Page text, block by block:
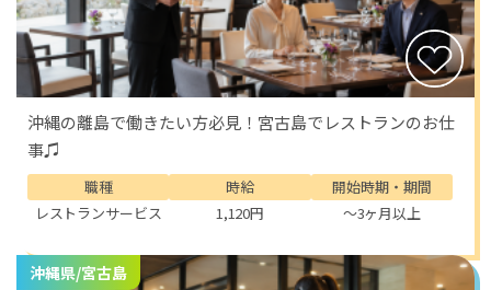
沖縄の離島で働きたい方必見！宮古島でレストランのお仕
事♫
職種
レストランサービス
時給
1,120円
開始時期・期間
～3ヶ月以上
沖縄県/宮古島